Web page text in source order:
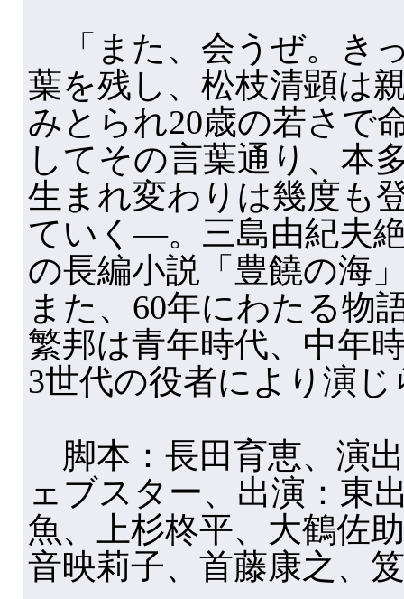
「また、会うぜ。き
葉を残し、松枝清顕は
みとられ20歳の若さで
してその言葉通り、本
生まれ変わりは幾度も
ていく—。三島由紀夫
の長編小説「豊饒の海
また、60年にわたる物
繁邦は青年時代、中年
3世代の役者により演じ
脚本：長田育恵、演
ェブスター、出演：東
魚、上杉柊平、大鶴佐
音映莉子、首藤康之、